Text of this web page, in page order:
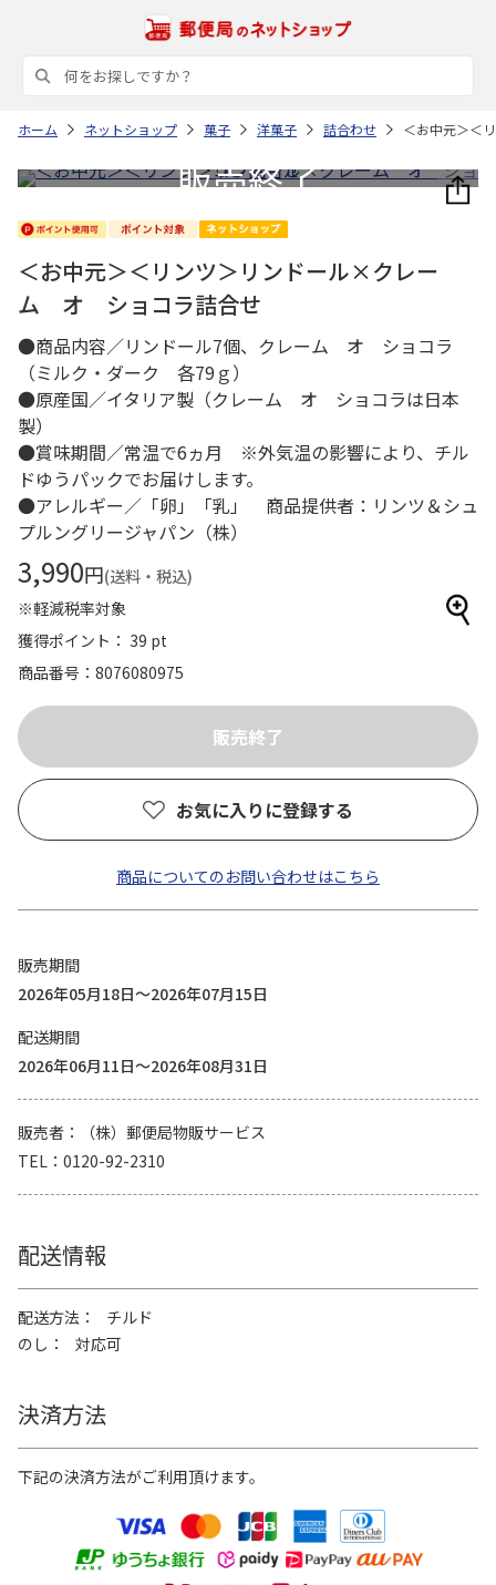
ホーム ネットショップ 菓子 洋菓子 詰合わせ ＜お中元＞＜
＜お中元＞＜リンツ＞リンドール×クレー
ム オ ショコラ詰合せ
●商品内容／リンドール7個、クレーム オ ショコラ
（ミルク・ダーク 各79ｇ）
●原産国／イタリア製（クレーム オ ショコラは日本
製）
●賞味期間／常温で6ヵ月 ※外気温の影響により、チル
ドゆうパックでお届けします。
●アレルギー／「卵」「乳」 商品提供者：リンツ＆シュ
プルングリージャパン（株）
3,990円(送料・税込)
※軽減税率対象
獲得ポイント： 39 pt
商品番号
8076080975
お気に入りに登録する
商品についてのお問い合わせはこちら
販売期間
2026年05月18日～2026年07月15日
配送期間
2026年06月11日～2026年08月31日
販売者
（株）郵便局物販サービス
TEL
0120-92-2310
配送情報
配送方法
チルド
のし
対応可
決済方法
下記の決済方法がご利用頂けます。